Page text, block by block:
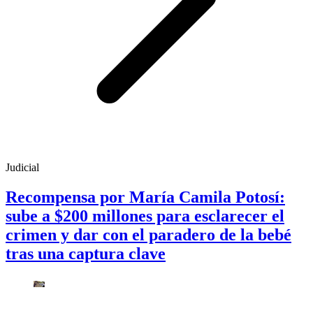
Judicial
Recompensa por María Camila Potosí:
sube a $200 millones para esclarecer el
crimen y dar con el paradero de la bebé
tras una captura clave